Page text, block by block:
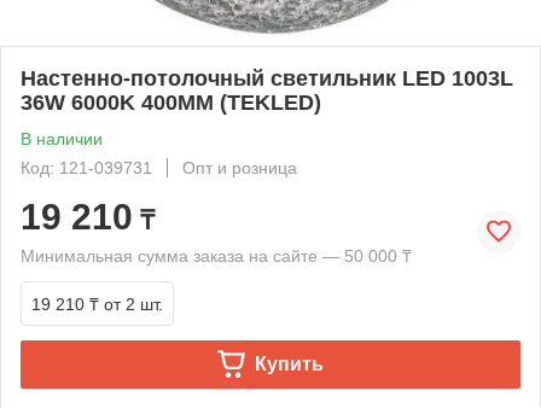
Настенно-потолочный светильник LED 1003L
36W 6000K 400MM (TEKLED)
В наличии
Код: 121-039731
Опт и розница
19 210 ₸
Минимальная сумма заказа на сайте — 50 000 ₸
19 210 ₸ от 2 шт.
Купить